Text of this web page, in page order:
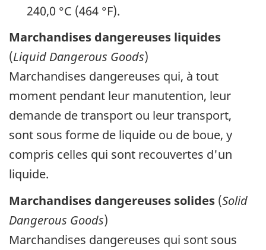
240,0 °C (464 °F).
Marchandises dangereuses liquides
(Liquid Dangerous Goods)
Marchandises dangereuses qui, à tout
moment pendant leur manutention, leur
demande de transport ou leur transport,
sont sous forme de liquide ou de boue, y
compris celles qui sont recouvertes d'un
liquide.
Marchandises dangereuses solides (Solid
Dangerous Goods)
Marchandises dangereuses qui sont sous